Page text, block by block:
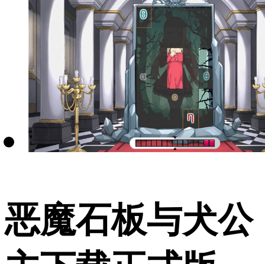
恶魔石板与犬公